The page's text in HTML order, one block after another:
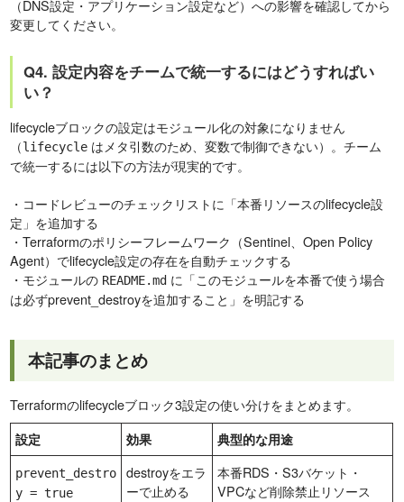
（DNS設定・アプリケーション設定など）への影響を確認してから
変更してください。
Q4. 設定内容をチームで統一するにはどうすればい
い？
lifecycleブロックの設定はモジュール化の対象になりません
（lifecycle はメタ引数のため、変数で制御できない）。チーム
で統一するには以下の方法が現実的です。
・コードレビューのチェックリストに「本番リソースのlifecycle設
定」を追加する
・Terraformのポリシーフレームワーク（Sentinel、Open Policy
Agent）でlifecycle設定の存在を自動チェックする
・モジュールの README.md に「このモジュールを本番で使う場合
は必ずprevent_destroyを追加すること」を明記する
本記事のまとめ
Terraformのlifecycleブロック3設定の使い分けをまとめます。
設定 効果 典型的な用途
prevent_destro
y = true
destroyをエラ
ーで止める
本番RDS・S3バケット・
VPCなど削除禁止リソース